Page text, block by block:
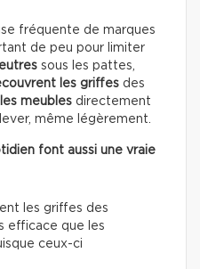
fréquente de marques
de peu pour limiter
sous les pattes,
les griffes des
meubles directement
même légèrement.
font aussi une vraie
les griffes des
efficace que les
ceux-ci